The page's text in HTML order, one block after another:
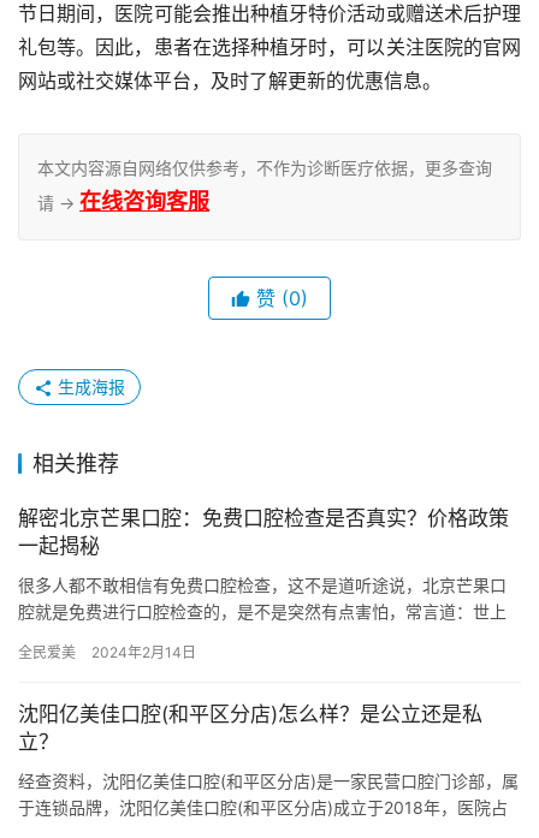
节日期间，医院可能会推出种植牙特价活动或赠送术后护理
礼包等。因此，患者在选择种植牙时，可以关注医院的官网
网站或社交媒体平台，及时了解更新的优惠信息。
本文内容源自网络仅供参考，不作为诊断医疗依据，更多查询
请 → 在线咨询客服
赞 (0)
生成海报
相关推荐
解密北京芒果口腔：免费口腔检查是否真实？价格政策
一起揭秘
很多人都不敢相信有免费口腔检查，这不是道听途说，北京芒果口
腔就是免费进行口腔检查的，是不是突然有点害怕，常言道：世上
的？ 沙…
全民爱美 2024年2月14日
沈阳亿美佳口腔(和平区分店)怎么样？是公立还是私
立？
经查资料，沈阳亿美佳口腔(和平区分店)是一家民营口腔门诊部，属
于连锁品牌，沈阳亿美佳口腔(和平区分店)成立于2018年，医院占